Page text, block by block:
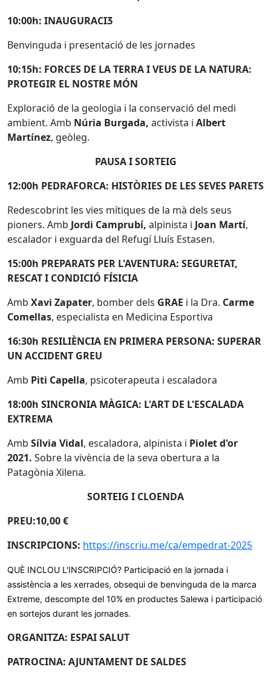
10:00h: INAUGURACIӠ
Benvinguda i presentació de les jornades
10:15h: FORCES DE LA TERRA I VEUS DE LA NATURA:
PROTEGIR EL NOSTRE MÓN
Exploració de la geologia i la conservació del medi
ambient. Amb Núria Burgada, activista i Albert
Martínez, geòleg.
PAUSA I SORTEIG
12:00h PEDRAFORCA: HISTÒRIES DE LES SEVES PARETS
Redescobrint les vies mítiques de la mà dels seus
pioners. Amb Jordi Camprubí, alpinista i Joan Martí,
escalador i exguarda del Refugí Lluís Estasen.
15:00h PREPARATS PER L'AVENTURA: SEGURETAT,
RESCAT I CONDICIÓ FÍSICIA
Amb Xavi Zapater, bomber dels GRAE i la Dra. Carme
Comellas, especialista en Medicina Esportiva
16:30h RESILIÈNCIA EN PRIMERA PERSONA: SUPERAR
UN ACCIDENT GREU
Amb Piti Capella, psicoterapeuta i escaladora
18:00h SINCRONIA MÀGICA: L'ART DE L'ESCALADA
EXTREMA
Amb Sílvia Vidal, escaladora, alpinista i Piolet d'or
2021. Sobre la vivència de la seva obertura a la
Patagònia Xilena.
SORTEIG I CLOENDA
PREU:10,00 €
INSCRIPCIONS: https://inscriu.me/ca/empedrat-2025
QUÈ INCLOU L'INSCRIPCIÓ? Participació en la jornada i
assistència a les xerrades, obsequi de benvinguda de la marca
Extreme, descompte del 10% en productes Salewa i participació
en sortejos durant les jornades.
ORGANITZA: ESPAI SALUT
PATROCINA: AJUNTAMENT DE SALDES